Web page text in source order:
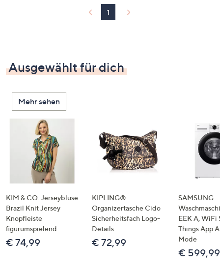
1
Ausgewählt für dich
Mehr sehen
KIM & CO. Jerseybluse
Brazil Knit Jersey
Knopfleiste
figurumspielend
€ 74,99
KIPLING®
Organizertasche Cido
Sicherheitsfach Logo-
Details
€ 72,99
SAMSUNG
EEK A, WiFi
Things App
Mode
€ 599,99